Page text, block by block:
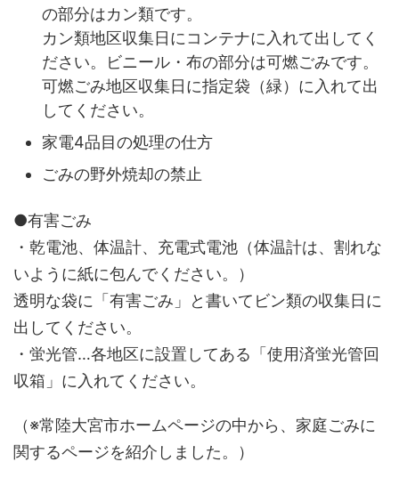
の部分はカン類です。
カン類地区収集日にコンテナに入れて出してく
ださい。ビニール・布の部分は可燃ごみです。
可燃ごみ地区収集日に指定袋（緑）に入れて出
してください。
家電4品目の処理の仕方
ごみの野外焼却の禁止
●有害ごみ
・乾電池、体温計、充電式電池（体温計は、割れな
いように紙に包んでください。）
透明な袋に「有害ごみ」と書いてビン類の収集日に
出してください。
・蛍光管…各地区に設置してある「使用済蛍光管回
収箱」に入れてください。
（※常陸大宮市ホームページの中から、家庭ごみに
関するページを紹介しました。）